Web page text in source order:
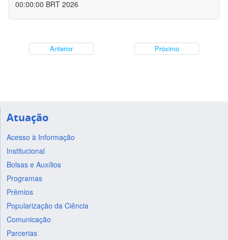
00:00:00 BRT 2026
Anterior Próximo
Atuação
Acesso à Informação
Institucional
Bolsas e Auxílios
Programas
Prêmios
Popularização da Ciência
Comunicação
Parcerias